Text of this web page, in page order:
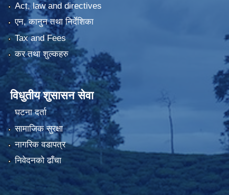
Act, law and directives
एन, कानुन तथा निर्देशिका
Tax and Fees
कर तथा शुल्कहरु
विधुतीय शुसासन सेवा
घटना दर्ता
सामाजिक सुरक्षा
नागरिक वडापत्र
निवेदनको ढाँचा